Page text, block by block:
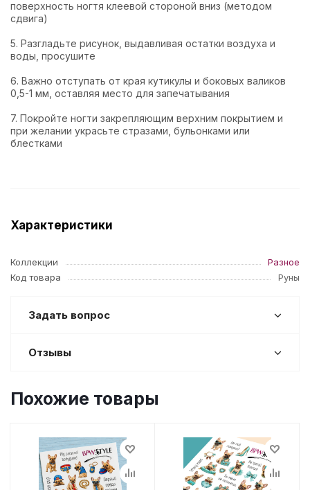
поверхность ногтя клеевой стороной вниз (методом
сдвига)
5. Разгладьте рисунок, выдавливая остатки воздуха и
воды, просушите
6. Важно отступать от края кутикулы и боковых валиков
0,5-1 мм, оставляя место для запечатывания
7. Покройте ногти закрепляющим верхним покрытием и
при желании украсьте стразами, бульонками или
блестками
Характеристики
Коллекции
Разное
Код товара
Руны
Задать вопрос
Отзывы
Похожие товары